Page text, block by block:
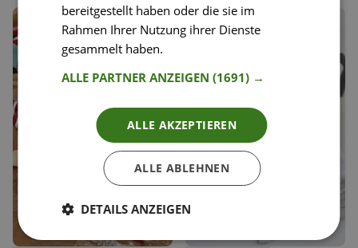
bereitgestellt haben oder die sie im
Rahmen Ihrer Nutzung ihrer Dienste
gesammelt haben.
ALLE PARTNER ANZEIGEN(1691) →
ALLE AKZEPTIEREN
ALLE ABLEHNEN
DETAILS ANZEIGEN